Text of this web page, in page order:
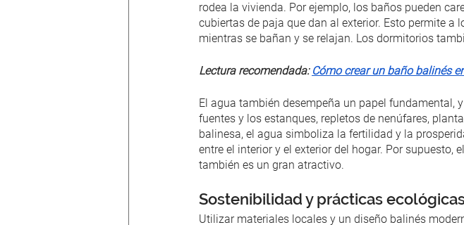
rodea la vivienda. Por ejemplo, los baños pueden
cubiertas de paja que dan al exterior. Esto permite a
mientras se bañan y se relajan. Los dormitorios
Lectura recomendada: Cómo crear un baño balinés
El agua también desempeña un papel fundamental,
fuentes y los estanques, repletos de nenúfares,
balinesa, el agua simboliza la fertilidad y la
entre el interior y el exterior del hogar. Por
también es un gran atractivo.
Sostenibilidad y prácticas
Utilizar materiales locales y un diseño balinés